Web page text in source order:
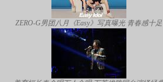
ZERO-G男团八月《Easy》写真曝光 青春感十足